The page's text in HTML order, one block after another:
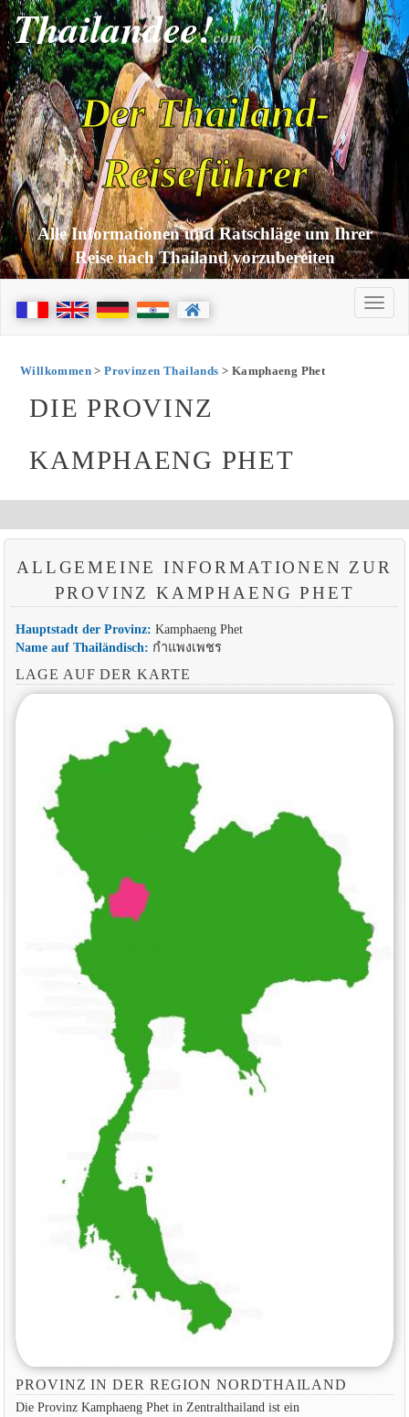
Thailandee!com
Der Thailand-
Reiseführer
Alle Informationen und Ratschläge um Ihrer
Reise nach Thailand vorzubereiten
Willkommen>Provinzen Thailands > Kamphaeng Phet
DIE PROVINZ
KAMPHAENG PHET
ALLGEMEINE INFORMATIONEN ZUR
PROVINZ KAMPHAENG PHET
Hauptstadt der Provinz: Kamphaeng Phet
Name auf Thailändisch: กำแพงเพชร
LAGE AUF DER KARTE
PROVINZ IN DER REGION NORDTHAILAND
Die Provinz Kamphaeng Phet in Zentralthailand ist ein